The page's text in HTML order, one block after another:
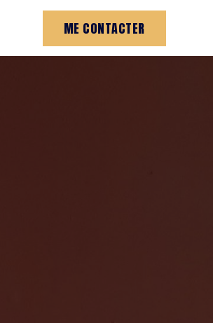
ME CONTACTER